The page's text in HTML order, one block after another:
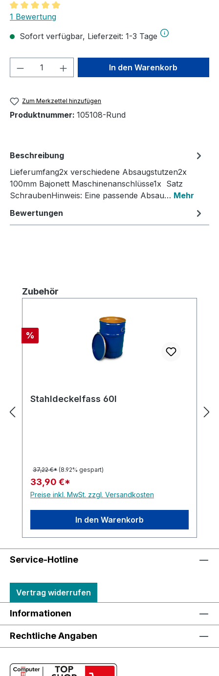
Durchschnittliche Bewertung von 5 von 5 Sternen
1 Bewertung
Sofort verfügbar, Lieferzeit: 1-3 Tage
Produkt Anzahl: Gib denIn den Warenkorb
Zum Merkzettel hinzufügen
Produktnummer: 105108-Rund
Beschreibung
Lieferumfang2x verschiedene Absaugstutzen2x
100mm Bajonett Maschinenanschlüsse1x Satz
SchraubenHinweis: Eine passende Absau… Mehr
Bewertungen
Produktgalerie überspringen
Zubehör
Rabatt
%
Stahldeckelfass 60l
37,22 €* (8.92% gespart)
33,90 €*
Preise inkl. MwSt. zzgl. Versandkosten
In den Warenkorb
Service-Hotline
Vertrag widerrufen
Informationen
Rechtliche Angaben